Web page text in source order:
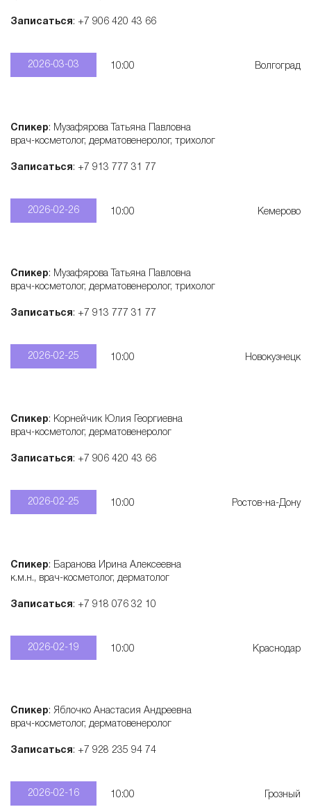
Записаться: +7 906 420 43 66
2026-03-03 10:00 Волгоград
Спикер: Музафярова Татьяна Павловна
врач-косметолог, дерматовенеролог, трихолог
Записаться: +7 913 777 31 77
2026-02-26 10:00 Кемерово
Спикер: Музафярова Татьяна Павловна
врач-косметолог, дерматовенеролог, трихолог
Записаться: +7 913 777 31 77
2026-02-25 10:00 Новокузнецк
Спикер: Корнейчик Юлия Георгиевна
врач-косметолог, дерматовенеролог
Записаться: +7 906 420 43 66
2026-02-25 10:00 Ростов-на-Дону
Спикер: Баранова Ирина Алексеевна
к.м.н., врач-косметолог, дерматолог
Записаться: +7 918 076 32 10
2026-02-19 10:00 Краснодар
Спикер: Яблочко Анастасия Андреевна
врач-косметолог, дерматовенеролог
Записаться: +7 928 235 94 74
2026-02-16 10:00 Грозный